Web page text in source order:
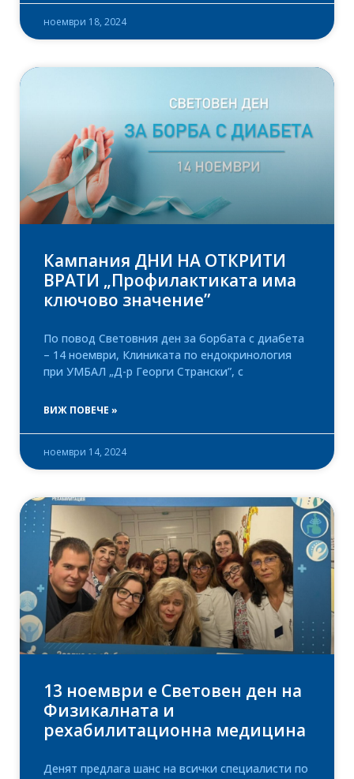
ноември 18, 2024
Кампания ДНИ НА ОТКРИТИ
ВРАТИ „Профилактиката има
ключово значение”
По повод Световния ден за борбата с диабета
– 14 ноември, Клиниката по ендокринология
при УМБАЛ „Д-р Георги Странски”, с
ВИЖ ПОВЕЧЕ »
ноември 14, 2024
13 ноември е Световен ден на
Физикалната и
рехабилитационна медицина
Денят предлага шанс на всички специалисти по